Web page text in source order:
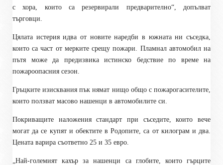
с хора, които са резервирали предварително“, допълват
търговци.
Цялата истерия идва от новите наредби в южната ни съседка,
които са част от мерките срещу пожари. Пламнал автомобил на
пътя може да предизвика истинско бедствие по време на
пожароопасния сезон.
Гръцките изисквания пък нямат нищо общо с пожарогасителите,
които ползват масово нашенци в автомобилите си.
Покриващите наложения стандарт при съседите, които вече
могат да се купят и обектите в Родопите, са от килограм и два.
Цената варира съответно 25 и 35 евро.
„Най-големият кахър за нашенци са глобите, които гърците